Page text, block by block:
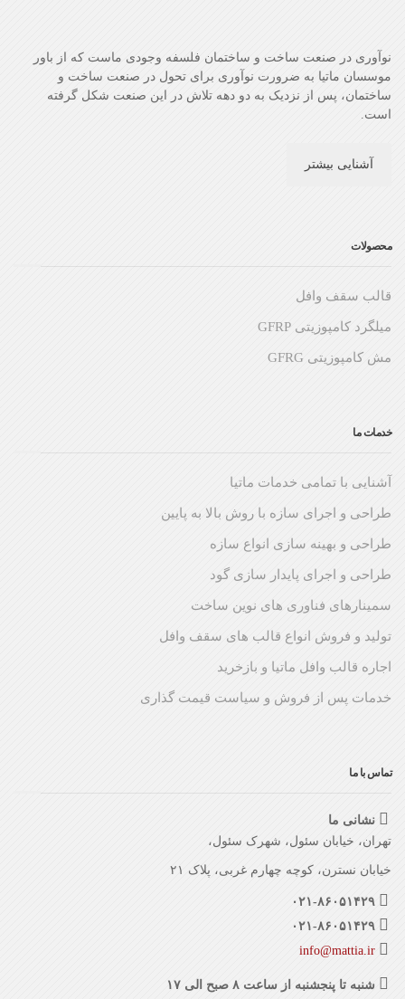
نوآوری در صنعت ساخت و ساختمان فلسفه وجودی ماست که از باور
موسسان ماتیا به ضرورت نوآوری برای تحول در صنعت ساخت و
ساختمان، پس از نزدیک به دو دهه تلاش در این صنعت شکل گرفته
است.
آشنایی بیشتر
محصولات
قالب سقف وافل
میلگرد کامپوزیتی GFRP
مش کامپوزیتی GFRG
خدمات ما
آشنایی با تمامی خدمات ماتیا
طراحی و اجرای سازه با روش بالا به پایین
طراحی و بهینه سازی انواع سازه
طراحی و اجرای پایدار سازی گود
سمینارهای فناوری های نوین ساخت
تولید و فروش انواع قالب های سقف وافل
اجاره قالب وافل ماتیا و بازخرید
خدمات پس از فروش و سیاست قیمت گذاری
تماس با ما
نشانی ما
تهران، خیابان سئول، شهرک سئول،
خیابان نسترن، کوچه چهارم غربی، پلاک ۲۱
۰۲۱-۸۶۰۵۱۴۲۹
۰۲۱-۸۶۰۵۱۴۲۹
info@mattia.ir
شنبه تا پنجشنبه از ساعت ۸ صبح الی ۱۷